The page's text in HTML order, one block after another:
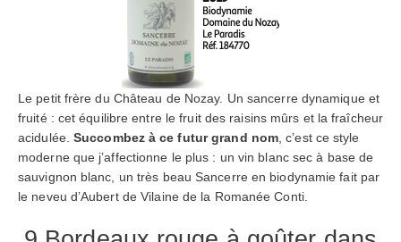
Le petit frère du Château de Nozay. Un sancerre dynamique et
fruité : cet équilibre entre le fruit des raisins mûrs et la fraîcheur
acidulée. Succombez à ce futur grand nom , c’est ce style
moderne que j’affectionne le plus : un vin blanc sec à base de
sauvignon blanc, un très beau Sancerre en biodynamie fait par
le neveu d’Aubert de Vilaine de la Romanée Conti.